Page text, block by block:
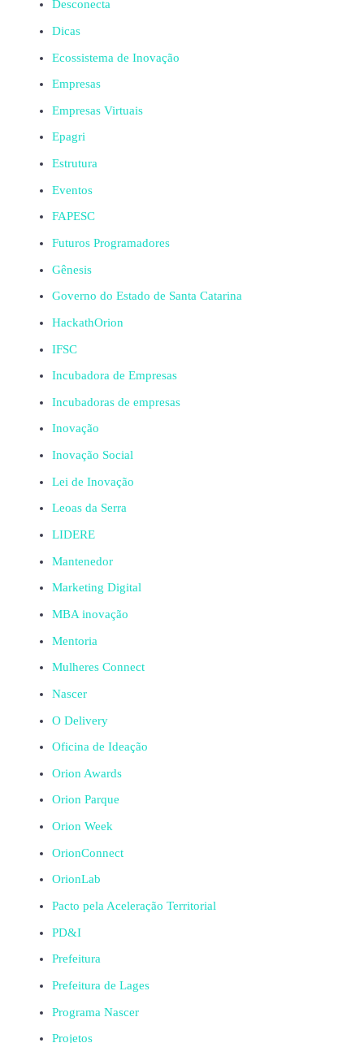
Desconecta
Dicas
Ecossistema de Inovação
Empresas
Empresas Virtuais
Epagri
Estrutura
Eventos
FAPESC
Futuros Programadores
Gênesis
Governo do Estado de Santa Catarina
HackathOrion
IFSC
Incubadora de Empresas
Incubadoras de empresas
Inovação
Inovação Social
Lei de Inovação
Leoas da Serra
LIDERE
Mantenedor
Marketing Digital
MBA inovação
Mentoria
Mulheres Connect
Nascer
O Delivery
Oficina de Ideação
Orion Awards
Orion Parque
Orion Week
OrionConnect
OrionLab
Pacto pela Aceleração Territorial
PD&I
Prefeitura
Prefeitura de Lages
Programa Nascer
Projetos